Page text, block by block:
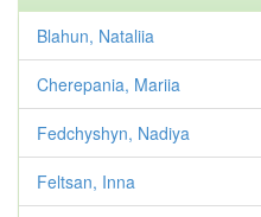
Blahun, Nataliia
Cherepania, Mariia
Fedchyshyn, Nadiya
Feltsan, Inna